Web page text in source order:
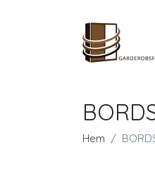
Hem